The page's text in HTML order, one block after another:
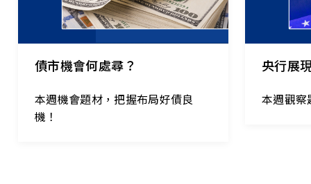
2026.08.04 ｜
債市機會何處尋？
本週機會題材，把握布局好債良
機！
2026.07.28
央行展
本週觀察